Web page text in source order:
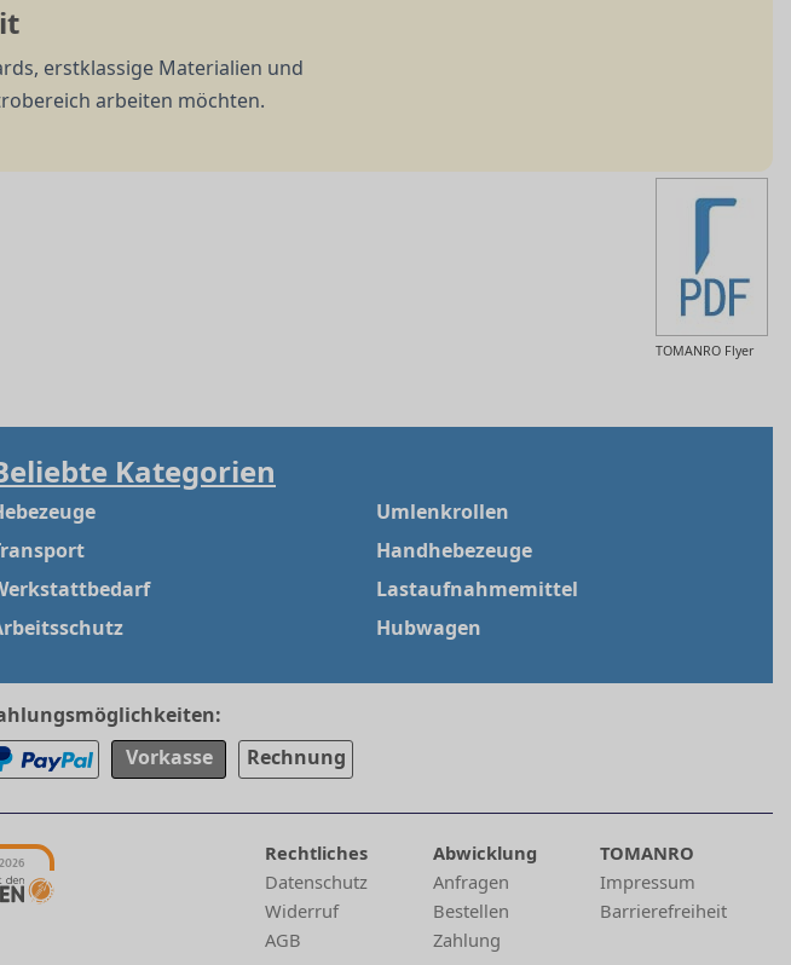
erstklassige Materialien und
arbeiten möchten.
TOMANRO Flyer
Kategorien
Umlenkrollen
Handhebezeuge
Lastaufnahmemittel
Hubwagen
Vorkasse
Rechnung
Rechtliches
Datenschutz
Widerruf
AGB
Abwicklung
Anfragen
Bestellen
Zahlung
TOMANRO
Impressum
Barrierefreiheit